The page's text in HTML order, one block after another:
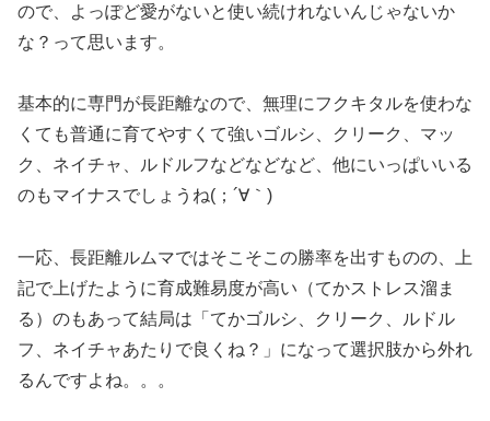
ので、よっぽど愛がないと使い続けれないんじゃないか
な？って思います。
基本的に専門が長距離なので、無理にフクキタルを使わな
くても普通に育てやすくて強いゴルシ、クリーク、マッ
ク、ネイチャ、ルドルフなどなどなど、他にいっぱいいる
のもマイナスでしょうね(；´∀｀)
一応、長距離ルムマではそこそこの勝率を出すものの、上
記で上げたように育成難易度が高い（てかストレス溜ま
る）のもあって結局は「てかゴルシ、クリーク、ルドル
フ、ネイチャあたりで良くね？」になって選択肢から外れ
るんですよね。。。